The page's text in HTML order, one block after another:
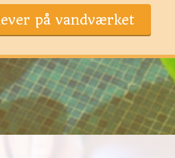
på vandværket